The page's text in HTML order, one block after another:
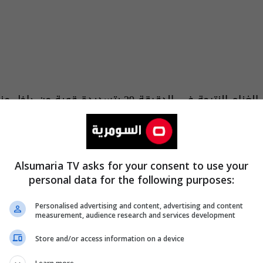
29 بتسديدة قوية من داخل منطقة الجزاء.
تقدم
بـ"نيران صديقة"، حيث سجله المدافع السعودي،
ملعب مدينة
Alsumaria TV asks for your consent to use your
personal data for the following purposes:
Personalised advertising and content, advertising and content
measurement, audience research and services development
Store and/or access information on a device